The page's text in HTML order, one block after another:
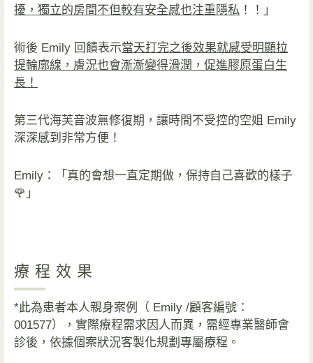
擾，獨立的房間不但較有安全感也注重隱私 ！！」
術後 Emily 回饋表示當天打完之後效果就感受明顯拉
提輪廓線，膚況也會漸漸變得滑潤，促進膠原蛋白生
長！
第三代海芙音波無修復期，讓時間不受控的空姐 Emily
深深感到非常方便！
Emily：「真的會想一直定期做，保持自己喜歡的樣子
🌹」
療程效果
*此為患者本人親身案例（ Emily /顧客編號：
001577），實際療程需求因人而異，需經專業醫師會
診後，依據個案狀況客製化規劃專屬療程。